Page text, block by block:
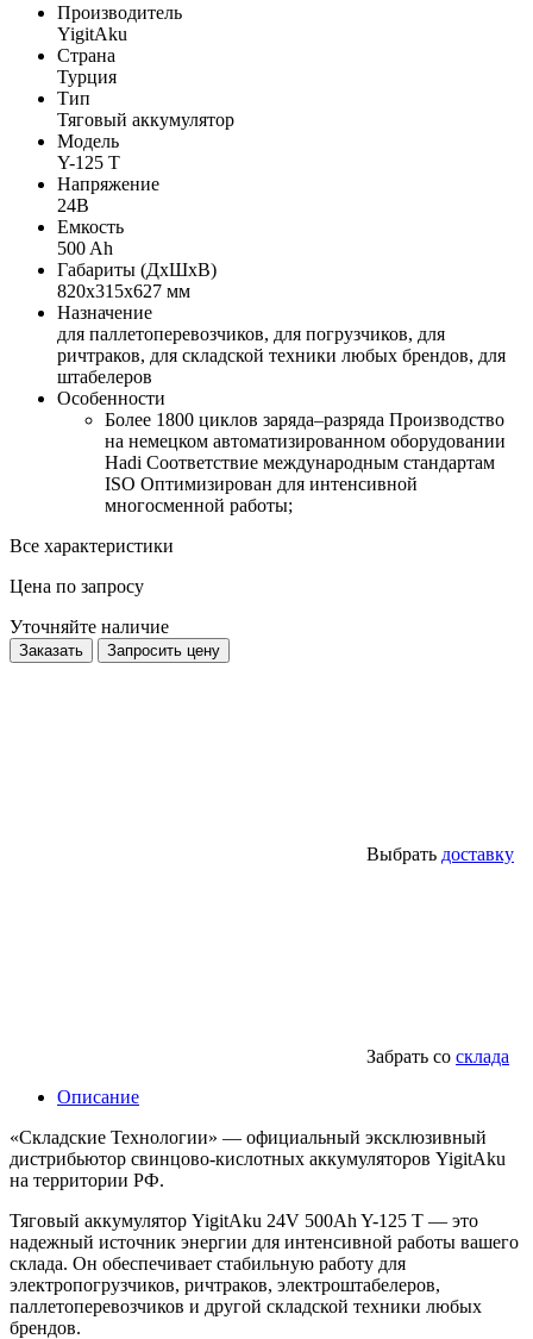
Производитель
YigitAku
Страна
Турция
Тип
Тяговый аккумулятор
Модель
Y-125 T
Напряжение
24В
Емкость
500 Ah
Габариты (ДхШхВ)
820х315х627 мм
Назначение
для паллетоперевозчиков, для погрузчиков, для
ричтраков, для складской техники любых брендов, для
штабелеров
Особенности
Более 1800 циклов заряда–разряда Производство
на немецком автоматизированном оборудовании
Hadi Соответствие международным стандартам
ISO Оптимизирован для интенсивной
многосменной работы;
Все характеристики
Цена по запросу
Уточняйте наличие
Заказать Запросить цену
Выбрать доставку
Забрать со склада
Описание
«Складские Технологии» — официальный эксклюзивный
дистрибьютор свинцово-кислотных аккумуляторов YigitAku
на территории РФ.
Тяговый аккумулятор YigitAku 24V 500Ah Y-125 T — это
надежный источник энергии для интенсивной работы вашего
склада. Он обеспечивает стабильную работу для
электропогрузчиков, ричтраков, электроштабелеров,
паллетоперевозчиков и другой складской техники любых
брендов.